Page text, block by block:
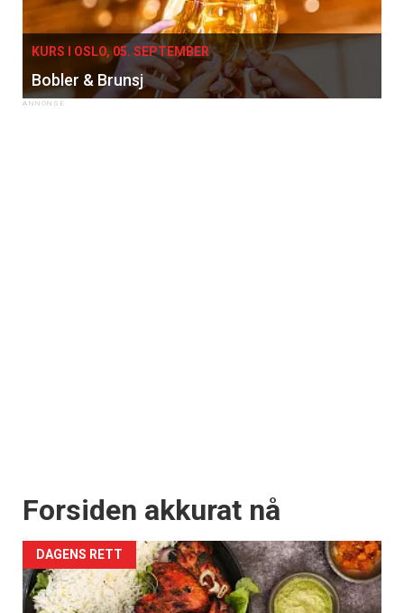
tilsendt.
Registrer deg
KURS I OSLO, 05. SEPTEMBER
Bobler & Brunsj
Forsiden akkurat nå
DAGENS RETT